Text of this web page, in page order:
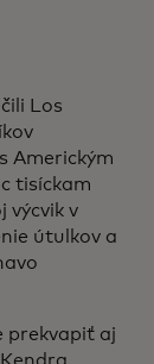
Los
Americkým
tisíckam
výcvik v
útulkov a
prekvapiť aj